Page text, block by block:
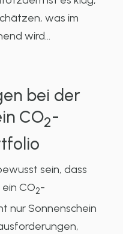
was im
wird…
bei der
CO2-
sein, dass
CO2-
nur Sonnenschein